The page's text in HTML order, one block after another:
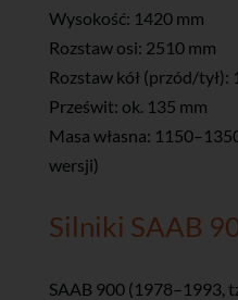
Wysokość: 1420 mm
Rozstaw osi: 2510 mm
Rozstaw kół (przód/tył):
Prześwit: ok. 135 mm
Masa własna:
wersji)
Silniki SAAB
SAAB 900 (1978–1993,